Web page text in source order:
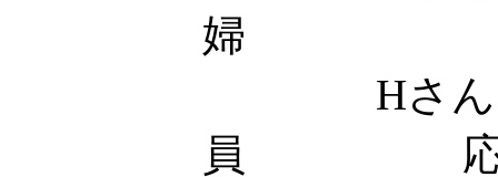
婦 応
Hさん
員 応